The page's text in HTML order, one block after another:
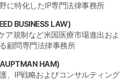
に特化したIP専門法律事務所
BUSINESS LAW)
ア規制など米国医療市場進出およ
顧問専門法律事務所
HAM)
、IP戦略およびコンサルティング